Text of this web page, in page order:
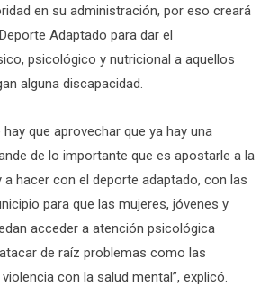
en su administración, por eso creará
Adaptado para dar el
psicológico y nutricional a aquellos
alguna discapacidad.
hay que aprovechar que ya hay una
de lo importante que es apostarle a la
a hacer con el deporte adaptado, con las
para que las mujeres, jóvenes y
acceder a atención psicológica
de raíz problemas como las
con la salud mental”, explicó.